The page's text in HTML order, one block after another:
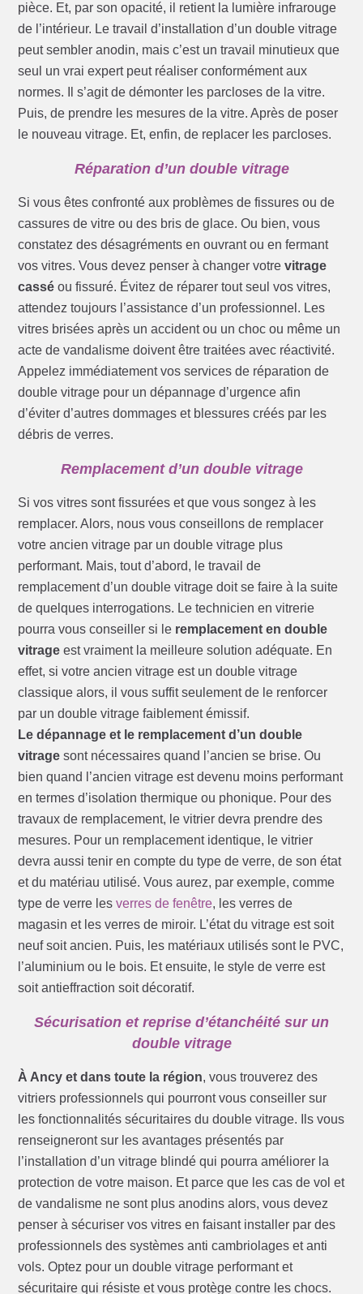
pièce. Et, par son opacité, il retient la lumière infrarouge
de l’intérieur. Le travail d’installation d’un double vitrage
peut sembler anodin, mais c’est un travail minutieux que
seul un vrai expert peut réaliser conformément aux
normes. Il s’agit de démonter les parcloses de la vitre.
Puis, de prendre les mesures de la vitre. Après de poser
le nouveau vitrage. Et, enfin, de replacer les parcloses.
Réparation d’un double vitrage
Si vous êtes confronté aux problèmes de fissures ou de
cassures de vitre ou des bris de glace. Ou bien, vous
constatez des désagréments en ouvrant ou en fermant
vos vitres. Vous devez penser à changer votrevitrage
cassé ou fissuré. Évitez de réparer tout seul vos vitres,
attendez toujours l’assistance d’un professionnel. Les
vitres brisées après un accident ou un choc ou même un
acte de vandalisme doivent être traitées avec réactivité.
Appelez immédiatement vos services de réparation de
double vitrage pour un dépannage d’urgence afin
d’éviter d’autres dommages et blessures créés par les
débris de verres.
Remplacement d’un double vitrage
Si vos vitres sont fissurées et que vous songez à les
remplacer. Alors, nous vous conseillons de remplacer
votre ancien vitrage par un double vitrage plus
performant. Mais, tout d’abord, le travail de
remplacement d’un double vitrage doit se faire à la suite
de quelques interrogations. Le technicien en vitrerie
pourra vous conseiller si le remplacement en double
vitrage est vraiment la meilleure solution adéquate. En
effet, si votre ancien vitrage est un double vitrage
classique alors, il vous suffit seulement de le renforcer
par un double vitrage faiblement émissif.
Le dépannage et le remplacement d’un double
vitrage sont nécessaires quand l’ancien se brise. Ou
bien quand l’ancien vitrage est devenu moins performant
en termes d’isolation thermique ou phonique. Pour des
travaux de remplacement, le vitrier devra prendre des
mesures. Pour un remplacement identique, le vitrier
devra aussi tenir en compte du type de verre, de son état
et du matériau utilisé. Vous aurez, par exemple, comme
type de verre lesverres de fenêtre, les verres de
magasin et les verres de miroir. L’état du vitrage est soit
neuf soit ancien. Puis, les matériaux utilisés sont le PVC,
l’aluminium ou le bois. Et ensuite, le style de verre est
soit antieffraction soit décoratif.
Sécurisation et reprise d’étanchéité sur un
double vitrage
À Ancy et dans toute la région, vous trouverez des
vitriers professionnels qui pourront vous conseiller sur
les fonctionnalités sécuritaires du double vitrage. Ils vous
renseigneront sur les avantages présentés par
l’installation d’un vitrage blindé qui pourra améliorer la
protection de votre maison. Et parce que les cas de vol et
de vandalisme ne sont plus anodins alors, vous devez
penser à sécuriser vos vitres en faisant installer par des
professionnels des systèmes anti cambriolages et anti
vols. Optez pour un double vitrage performant et
sécuritaire qui résiste et vous protège contre les chocs.